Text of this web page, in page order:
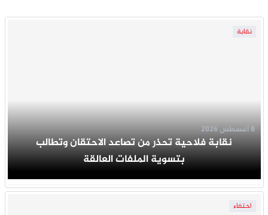
نقابة
نقابة فلاحية تحذر من تصاعد الاحتقان وتطالب
بتسوية الملفات العالقة
8 أغسطس 2026
احتفاء